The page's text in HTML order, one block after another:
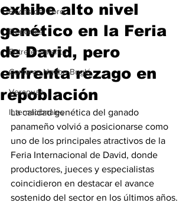
Bocas del Toro
Deportes
Entretenimiento
Comarca Ngäbe-Buglé
Veraguas
Internacionales
exhibe alto nivel
genético en la Feria
de David, pero
enfrenta rezago en
repoblación
La calidad genética del ganado
panameño volvió a posicionarse como
uno de los principales atractivos de la
Feria Internacional de David, donde
productores, jueces y especialistas
coincidieron en destacar el avance
sostenido del sector en los últimos años.